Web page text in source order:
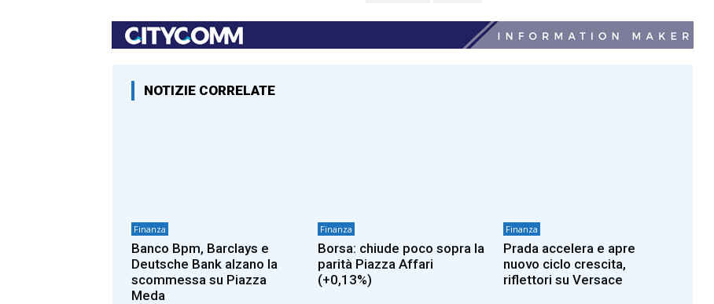
NOTIZIE CORRELATE
Finanza
Banco Bpm, Barclays e
Deutsche Bank alzano la
scommessa su Piazza
Meda
Finanza
Borsa: chiude poco sopra la
parità Piazza Affari
(+0,13%)
Finanza
Prada accelera e apre
nuovo ciclo crescita,
riflettori su Versace